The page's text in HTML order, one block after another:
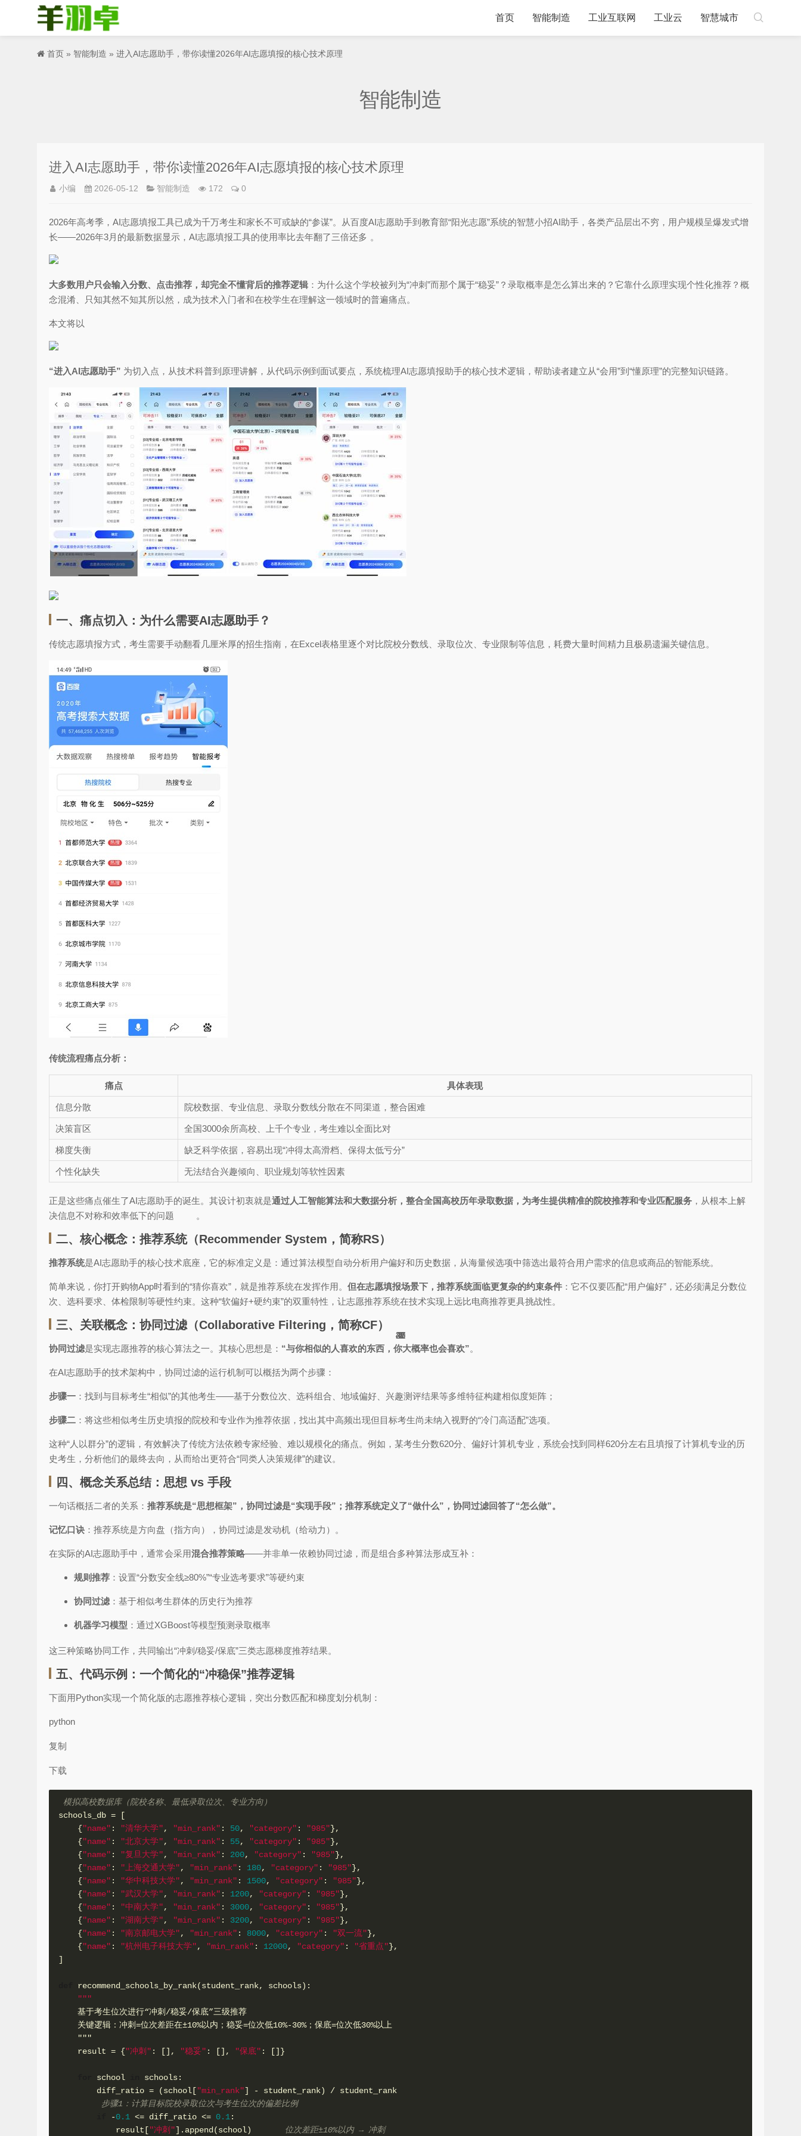

首页 智能制造 工业互联网 工业云 智慧城市
首页 » 智能制造 » 进入AI志愿助手，带你读懂2026年AI志愿填报的核心技术原理
智能制造
进入AI志愿助手，带你读懂2026年AI志愿填报的核心技术原理
小编 2026-05-12 智能制造 172 0
2026年高考季，AI志愿填报工具已成为千万考生和家长不可或缺的“参谋”。从百度AI志愿助手到教育部“阳光志愿”系统的智慧小招AI助手，各类产品层出不穷，用户规模呈爆发式增
长——2026年3月的最新数据显示，AI志愿填报工具的使用率比去年翻了三倍还多 。
大多数用户只会输入分数、点击推荐，却完全不懂背后的推荐逻辑 ：为什么这个学校被列为“冲刺”而那个属于“稳妥”？录取概率是怎么算出来的？它靠什么原理实现个性化推荐？概
念混淆、只知其然不知其所以然，成为技术入门者和在校学生在理解这一领域时的普遍痛点。
本文将以
“进入AI志愿助手” 为切入点，从技术科普到原理讲解，从代码示例到面试要点，系统梳理AI志愿填报助手的核心技术逻辑，帮助读者建立从“会用”到“懂原理”的完整知识链路。
一、痛点切入：为什么需要AI志愿助手？
传统志愿填报方式，考生需要手动翻看几厘米厚的招生指南，在Excel表格里逐个对比院校分数线、录取位次、专业限制等信息，耗费大量时间精力且极易遗漏关键信息。
传统流程痛点分析：
痛点 具体表现
信息分散 院校数据、专业信息、录取分数线分散在不同渠道，整合困难
决策盲区 全国3000余所高校、上千个专业，考生难以全面比对
梯度失衡 缺乏科学依据，容易出现“冲得太高滑档、保得太低亏分”
个性化缺失 无法结合兴趣倾向、职业规划等软性因素
正是这些痛点催生了AI志愿助手的诞生。其设计初衷就是通过人工智能算法和大数据分析，整合全国高校历年录取数据，为考生提供精准的院校推荐和专业匹配服务 ，从根本上解
决信息不对称和效率低下的问题
2
31
。
二、核心概念：推荐系统（Recommender System，简称RS）
推荐系统是AI志愿助手的核心技术底座，它的标准定义是：通过算法模型自动分析用户偏好和历史数据，从海量候选项中筛选出最符合用户需求的信息或商品的智能系统。
简单来说，你打开购物App时看到的“猜你喜欢”，就是推荐系统在发挥作用。 但在志愿填报场景下，推荐系统面临更复杂的约束条件 ：它不仅要匹配“用户偏好”，还必须满足分数位
次、选科要求、体检限制等硬性约束。这种“软偏好+硬约束”的双重特性，让志愿推荐系统在技术实现上远比电商推荐更具挑战性。
三、关联概念：协同过滤（Collaborative Filtering，简称CF）
协同过滤是实现志愿推荐的核心算法之一。其核心思想是： “与你相似的人喜欢的东西，你大概率也会喜欢”。
在AI志愿助手的技术架构中，协同过滤的运行机制可以概括为两个步骤：
步骤一 ：找到与目标考生“相似”的其他考生——基于分数位次、选科组合、地域偏好、兴趣测评结果等多维特征构建相似度矩阵；
步骤二 ：将这些相似考生历史填报的院校和专业作为推荐依据，找出其中高频出现但目标考生尚未纳入视野的“冷门高适配”选项。
这种“人以群分”的逻辑，有效解决了传统方法依赖专家经验、难以规模化的痛点。例如，某考生分数620分、偏好计算机专业，系统会找到同样620分左右且填报了计算机专业的历
史考生，分析他们的最终去向，从而给出更符合“同类人决策规律”的建议。
四、概念关系总结：思想 vs 手段
一句话概括二者的关系： 推荐系统是“思想框架”，协同过滤是“实现手段”；推荐系统定义了“做什么”，协同过滤回答了“怎么做”。
记忆口诀 ：推荐系统是方向盘（指方向），协同过滤是发动机（给动力）。
在实际的AI志愿助手中，通常会采用混合推荐策略——并非单一依赖协同过滤，而是组合多种算法形成互补：
规则推荐 ：设置“分数安全线≥80%”“专业选考要求”等硬约束
协同过滤 ：基于相似考生群体的历史行为推荐
机器学习模型 ：通过XGBoost等模型预测录取概率
47
这三种策略协同工作，共同输出“冲刺/稳妥/保底”三类志愿梯度推荐结果。
五、代码示例：一个简化的“冲稳保”推荐逻辑
下面用Python实现一个简化版的志愿推荐核心逻辑，突出分数匹配和梯度划分机制：
python
复制
下载
模拟高校数据库（院校名称、最低录取位次、专业方向）
schools_db =
[
{"name" : "清华大学", "min_rank" : 50, "category" : "985"},
{"name" : "北京大学", "min_rank" : 55, "category" : "985"},
{"name" : "复旦大学", "min_rank" : 200, "category" : "985"},
{"name" : "上海交通大学", "min_rank" : 180, "category" : "985"},
{"name" : "华中科技大学", "min_rank" : 1500, "category" : "985"},
{"name" : "武汉大学", "min_rank" : 1200, "category" : "985"},
{"name" : "中南大学", "min_rank" : 3000, "category" : "985"},
{"name" : "湖南大学", "min_rank" : 3200, "category" : "985"},
{"name" : "南京邮电大学", "min_rank" : 8000, "category" : "双一流"},
{"name" : "杭州电子科技大学", "min_rank" : 12000, "category" : "省重点"},
]
recommend_schools_by_rank(student_rank, schools) :
"""
    基于考生位次进行“冲刺/稳妥/保底”三级推荐
    关键逻辑：冲刺=位次差距在±10%以内；稳妥=位次低10%-30%；保底=位次低30%以上
    """
    result
= {"冲刺" : [] , "稳妥" : [] , "保底" : [] }
school schools:
        diff_ratio
= (school ["min_rank"] - student_rank) / student_rank
步骤1：计算目标院校录取位次与考生位次的偏差比例
-0.1 <= diff_ratio <= 0.1:
            result
["冲刺"] . append (school) 位次差距±10%以内 → 冲刺
1
6
31
20
47
36